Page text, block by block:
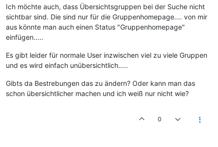
Ich möchte auch, dass Übersichtsgruppen bei der Suche nicht
sichtbar sind. Die sind nur für die Gruppenhomepage.... von mir
aus könnte man auch einen Status "Gruppenhomepage"
einfügen.....
Es gibt leider für normale User inzwischen viel zu viele Gruppen
und es wird einfach unübersichtlich.....
Gibts da Bestrebungen das zu ändern? Oder kann man das
schon übersichtlicher machen und ich weiß nur nicht wie?
0